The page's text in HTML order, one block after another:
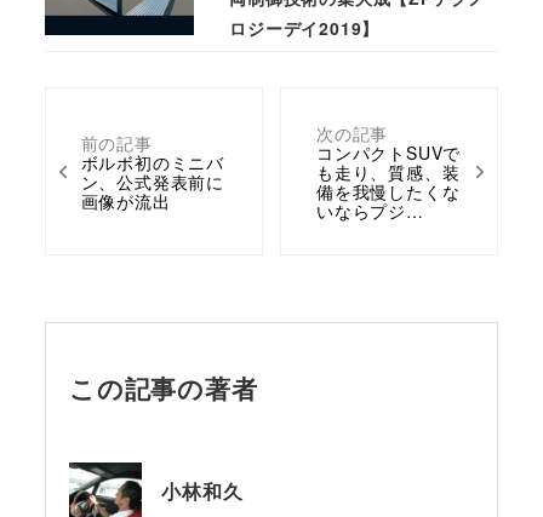
前の記事
ボルボ初のミニバ
ン、公式発表前に
画像が流出
次の記事
コンパクトSUVで
も走り、質感、装
備を我慢したくな
いならプジ…
ロジーデイ2019】
この記事の著者
小林和久